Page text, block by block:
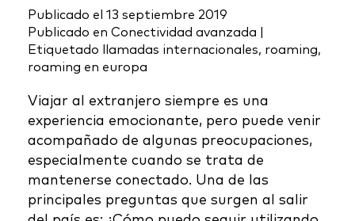
Publicado el 13 septiembre 2019
Publicado en Conectividad avanzada
Etiquetado
llamadas internacionales, roaming,
roaming en europa
Viajar al extranjero siempre es una
experiencia emocionante, pero puede venir
acompañado de algunas preocupaciones,
especialmente cuando se trata de
mantenerse conectado. Una de las
principales preguntas que surgen al salir